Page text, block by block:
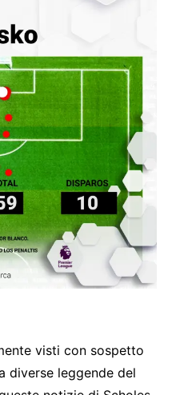
visti con sospetto
diverse leggende del